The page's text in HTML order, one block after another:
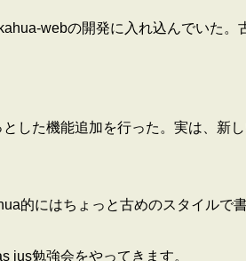
webの開発に入れ込んでいた
した機能追加を行った。実は、新
的にはちょっと古めのスタイル
jus勉強会をやってきます。